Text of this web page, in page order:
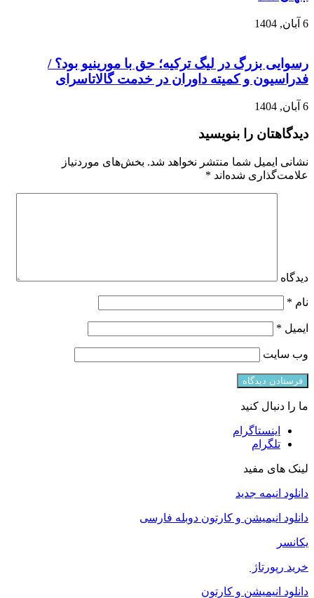
6 آبان, 1404
رسوایی بزرگ در لیگ ترکیه؛ حق با مورینیو بود؟ /
فدراسیون و کمیته داوران در خدمت گالاتاسرای
6 آبان, 1404
دیدگاهتان را بنویسید
نشانی ایمیل شما منتشر نخواهد شد. بخش‌های موردنیاز
علامت‌گذاری شده‌اند *
دیدگاه
نام *
ایمیل *
وب‌ سایت
ما را دنبال کنید
اینستاگرام
تلگرام
لینک های مفید
دانلود انیمه جدید
دانلود انیمیشن و کارتون دوبله فارسی
یکانسر
خرید رپورتاژ
دانلود انیمیشن و کارتون